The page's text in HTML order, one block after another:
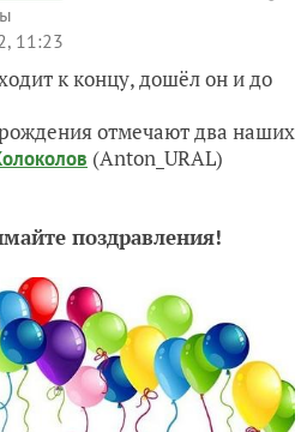
11:23
к концу, дошёл он и до
отмечают два наших
(Anton_URAL)
поздравления!